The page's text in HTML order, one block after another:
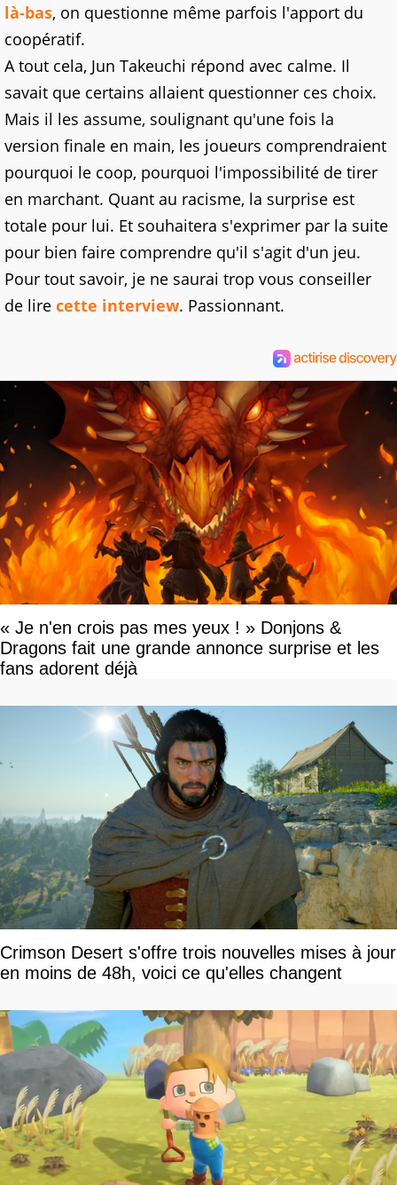
là-bas, on questionne même parfois l'apport du
coopératif.
A tout cela, Jun Takeuchi répond avec calme. Il
savait que certains allaient questionner ces choix.
Mais il les assume, soulignant qu'une fois la
version finale en main, les joueurs comprendraient
pourquoi le coop, pourquoi l'impossibilité de tirer
en marchant. Quant au racisme, la surprise est
totale pour lui. Et souhaitera s'exprimer par la suite
pour bien faire comprendre qu'il s'agit d'un jeu.
Pour tout savoir, je ne saurai trop vous conseiller
de lire cette interview. Passionnant.
« Je n'en crois pas mes yeux ! » Donjons &
Dragons fait une grande annonce surprise et les
fans adorent déjà
Crimson Desert s'offre trois nouvelles mises à jour
en moins de 48h, voici ce qu'elles changent